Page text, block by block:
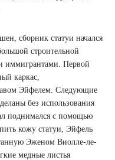
сборник статуи начался
строительной
иммигрантами. Первой
каркас,
Эйфелем. Следующие
без использования
поднимался с помощью
кожу статуи, Эйфель
Эженом Виолле-ле-
медные листья